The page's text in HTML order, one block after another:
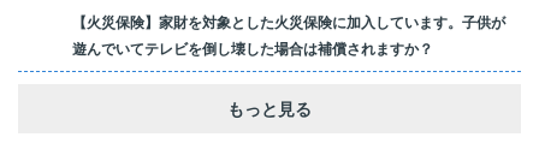
【火災保険】家財を対象とした火災保険に加入しています。子供が
遊んでいてテレビを倒し壊した場合は補償されますか？
もっと見る